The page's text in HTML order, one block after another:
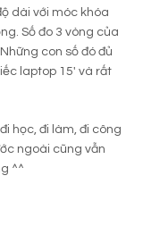
dài với móc khóa
Số đo 3 vòng của
con số đó đủ
laptop 15′ và rất
học, đi làm, đi công
ngoài cũng vẫn
^^